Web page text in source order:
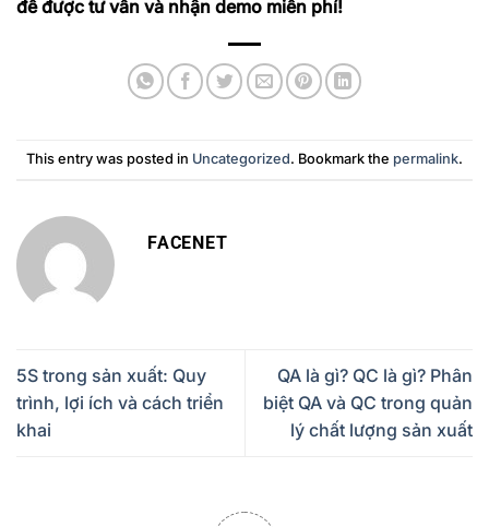
để được tư vấn và nhận demo miễn phí!
This entry was posted in Uncategorized. Bookmark the permalink.
FACENET
5S trong sản xuất: Quy
trình, lợi ích và cách triển
khai
QA là gì? QC là gì? Phân
biệt QA và QC trong quản
lý chất lượng sản xuất